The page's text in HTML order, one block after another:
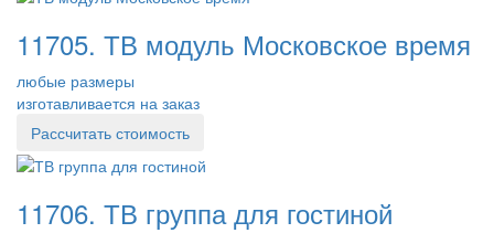
11705. ТВ модуль Московское время
любые размеры
изготавливается на заказ
Рассчитать стоимость
11706. ТВ группа для гостиной